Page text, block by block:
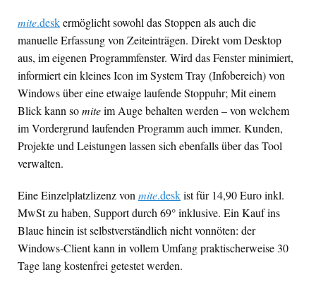
mite.deskermöglicht sowohl das Stoppen als auch die
manuelle Erfassung von Zeiteinträgen. Direkt vom Desktop
aus, im eigenen Programmfenster. Wird das Fenster minimiert,
informiert ein kleines Icon im System Tray (Infobereich) von
Windows über eine etwaige laufende Stoppuhr; Mit einem
Blick kann somiteim Auge behalten werden – von welchem
im Vordergrund laufenden Programm auch immer. Kunden,
Projekte und Leistungen lassen sich ebenfalls über das Tool
verwalten.
Eine Einzelplatzlizenz von mite.deskist für 14,90 Euro inkl.
MwSt zu haben, Support durch 69° inklusive. Ein Kauf ins
Blaue hinein ist selbstverständlich nicht vonnöten: der
Windows-Client kann in vollem Umfang praktischerweise 30
Tage lang kostenfrei getestet werden.